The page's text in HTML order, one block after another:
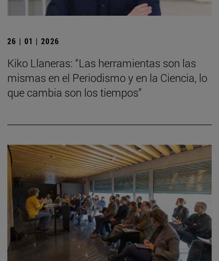
26 | 01 | 2026
Kiko Llaneras: “Las herramientas son las
mismas en el Periodismo y en la Ciencia, lo
que cambia son los tiempos”